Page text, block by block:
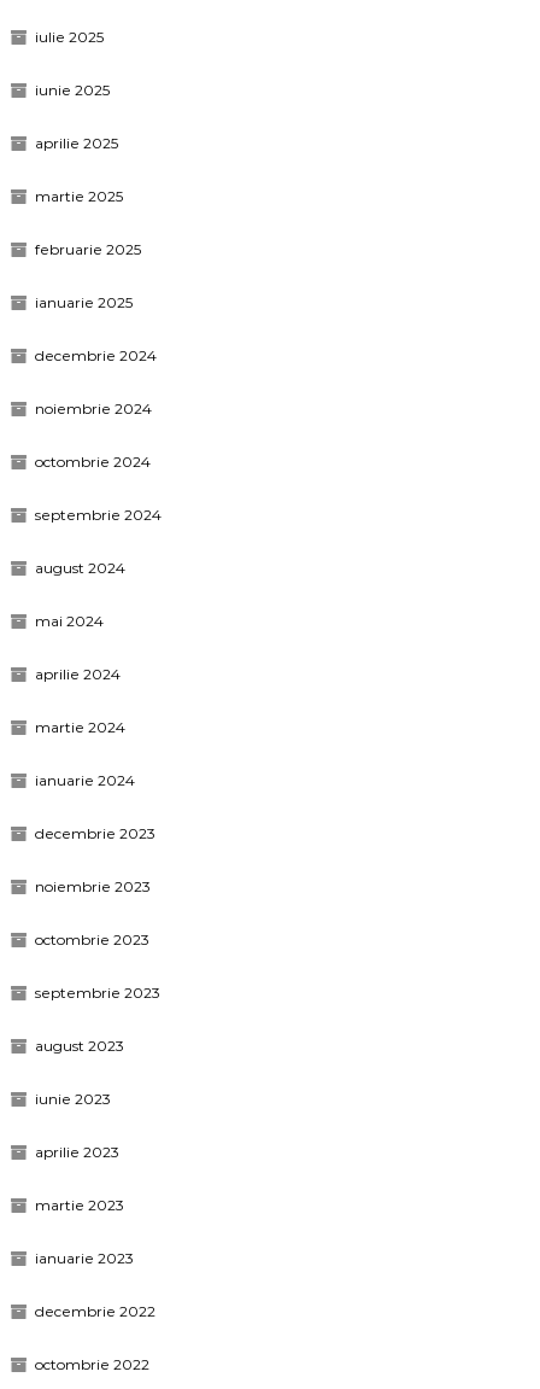
iulie 2025
iunie 2025
aprilie 2025
martie 2025
februarie 2025
ianuarie 2025
decembrie 2024
noiembrie 2024
octombrie 2024
septembrie 2024
august 2024
mai 2024
aprilie 2024
martie 2024
ianuarie 2024
decembrie 2023
noiembrie 2023
octombrie 2023
septembrie 2023
august 2023
iunie 2023
aprilie 2023
martie 2023
ianuarie 2023
decembrie 2022
octombrie 2022